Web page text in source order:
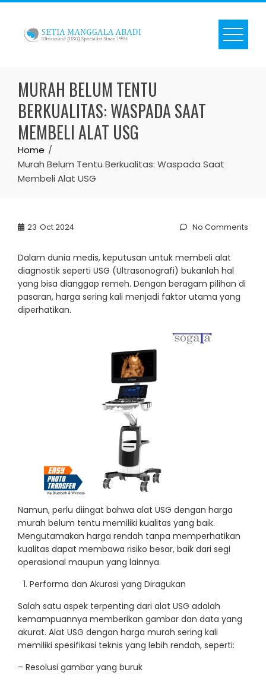
Skip
content
MURAH BELUM TENTU
BERKUALITAS: WASPADA SAAT
MEMBELI ALAT USG
Home
Murah Belum Tentu Berkualitas: Waspada Saat
Membeli Alat USG
23 Oct 2024 No Comments
Dalam dunia medis, keputusan untuk membeli alat
diagnostik seperti USG (Ultrasonografi) bukanlah hal
yang bisa dianggap remeh. Dengan beragam pilihan di
pasaran, harga sering kali menjadi faktor utama yang
diperhatikan.
Namun, perlu diingat bahwa alat USG dengan harga
murah belum tentu memiliki kualitas yang baik.
Mengutamakan harga rendah tanpa memperhatikan
kualitas dapat membawa risiko besar, baik dari segi
operasional maupun yang lainnya.
Performa dan Akurasi yang Diragukan
Salah satu aspek terpenting dari alat USG adalah
kemampuannya memberikan gambar dan data yang
akurat. Alat USG dengan harga murah sering kali
memiliki spesifikasi teknis yang lebih rendah, seperti:
– Resolusi gambar yang buruk